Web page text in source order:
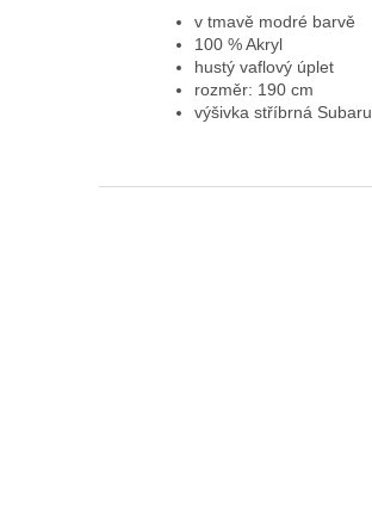
v tmavě modré barvě
100 % Akryl
hustý vaflový úplet
rozměr: 190 cm
výšivka stříbrná Subaru